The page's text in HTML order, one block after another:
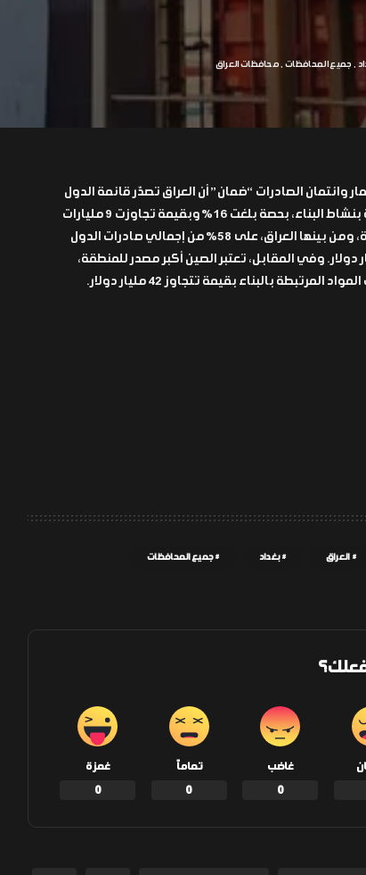
جميع المحافظات محافظات العراق
وائتمان الصادرات “ضمان” أن العراق تصدّر قائمة الدول
المستوردة للمنتجات العربية المتعلقة بنشاط البناء، بحصة بلغت 16% وبقيمة تجاوزت 9 مليارات
دولار. وتستحوذ أهم 10 دول مستوردة، ومن بينها العراق، على 58% من إجمالي صادرات الدول
لقطاع البناء، الذي بلغ 34 مليار دولار. وفي المقابل، تعتبر الصين أكبر مصدر للمنطقة،
العراق بغداد جميع المحافظات
فعلك؟
غاضب
0
تماماً
0
غمزة
0